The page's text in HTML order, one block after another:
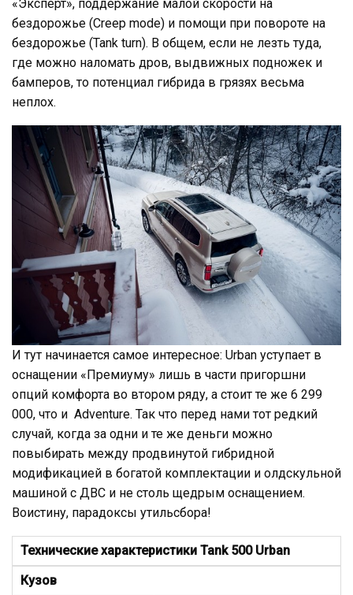
«Эксперт», поддержание малой скорости на
бездорожье (Creep mode) и помощи при повороте на
бездорожье (Tank turn). В общем, если не лезть туда,
где можно наломать дров, выдвижных подножек и
бамперов, то потенциал гибрида в грязях весьма
неплох.
И тут начинается самое интересное: Urban уступает в
оснащении «Премиуму» лишь в части пригоршни
опций комфорта во втором ряду, а стоит те же 6 299
000, что и Adventure. Так что перед нами тот редкий
случай, когда за одни и те же деньги можно
повыбирать между продвинутой гибридной
модификацией в богатой комплектации и олдскульной
машиной с ДВС и не столь щедрым оснащением.
Воистину, парадоксы утильсбора!
Технические характеристики Tank 500 Urban
Кузов